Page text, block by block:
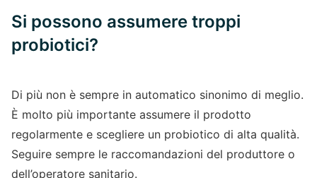
Si possono assumere troppi
probiotici?
Di più non è sempre in automatico sinonimo di meglio.
È molto più importante assumere il prodotto
regolarmente e scegliere un probiotico di alta qualità.
Seguire sempre le raccomandazioni del produttore o
dell’operatore sanitario.